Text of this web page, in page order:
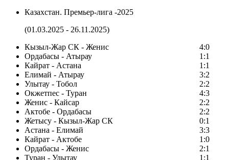
Казахстан. Премьер-лига -2025
(01.03.2025 - 26.11.2025)
Кызыл-Жар СК - Женис
4:0
Ордабасы - Атырау
1:1
Кайрат - Астана
1:1
Елимай - Атырау
3:2
Улытау - Тобол
2:2
Окжетпес - Туран
4:3
Женис - Кайсар
2:2
Актобе - Ордабасы
2:2
Жетысу - Кызыл-Жар СК
0:1
Астана - Елимай
3:3
Кайрат - Актобе
1:0
Ордабасы - Женис
2:1
Туран - Улытау
1:1